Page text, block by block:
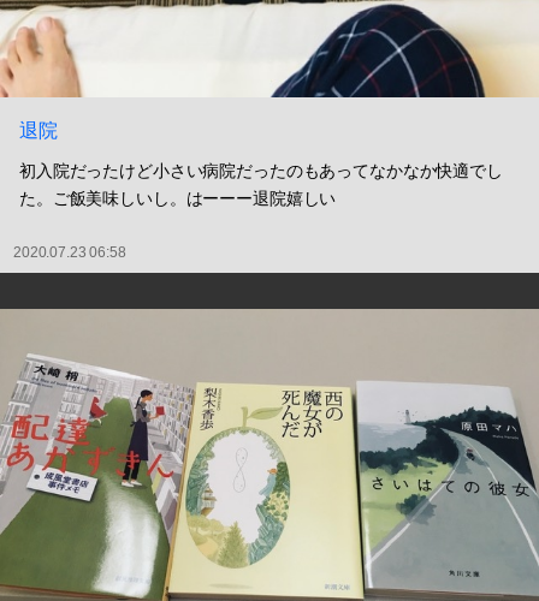
退院
初入院だったけど小さい病院だったのもあってなかなか快適でし
た。ご飯美味しいし。はーーー退院嬉しい
2020.07.23 06:58